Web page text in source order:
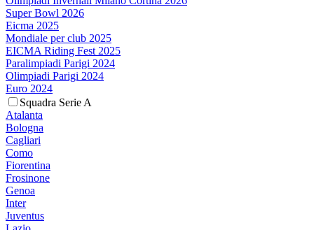
Super Bowl 2026
Eicma 2025
Mondiale per club 2025
EICMA Riding Fest 2025
Paralimpiadi Parigi 2024
Olimpiadi Parigi 2024
Euro 2024
Squadra Serie A
Atalanta
Bologna
Cagliari
Como
Fiorentina
Frosinone
Genoa
Inter
Juventus